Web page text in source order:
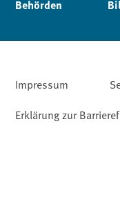
Behörden
Impressum
Erklärung zur